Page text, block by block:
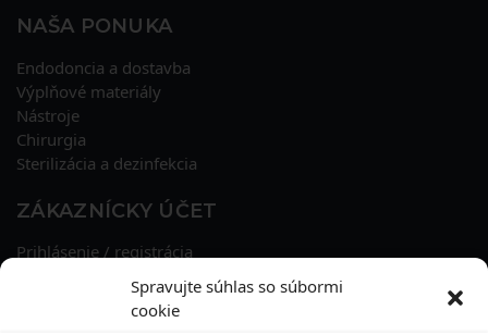
Spravujte súhlas so súbormi
cookie
NAŠA PONUKA
Endodoncia a dostavba
Výplňové materiály
Nástroje
Chirurgia
Sterilizácia a dezinfekcia
ZÁKAZNÍCKY ÚČET
Prihlásenie / registrácia